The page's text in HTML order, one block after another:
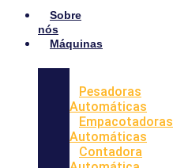
Sobre
nós
Máquinas
Pesadoras
Automáticas
Empacotadoras
Automáticas
Contadora